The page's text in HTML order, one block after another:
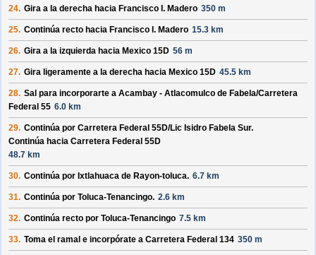
24. Gira a la derecha hacia Francisco I. Madero 350 m
25. Continúa recto hacia Francisco I. Madero 15.3 km
26. Gira a la izquierda hacia Mexico 15D 56 m
27. Gira ligeramente a la derecha hacia Mexico 15D 45.5 km
28. Sal para incorporarte a Acambay - Atlacomulco de Fabela/Carretera
Federal 55 6.0 km
29. Continúa por Carretera Federal 55D/Lic Isidro Fabela Sur.
Continúa hacia Carretera Federal 55D
48.7 km
30. Continúa por Ixtlahuaca de Rayon-toluca. 6.7 km
31. Continúa por Toluca-Tenancingo. 2.6 km
32. Continúa recto por Toluca-Tenancingo 7.5 km
33. Toma el ramal e incorpórate a Carretera Federal 134 350 m